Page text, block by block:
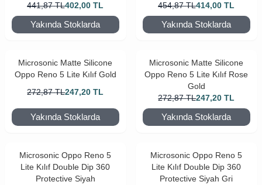
441,87 TL402,00 TL
Yakında Stoklarda
454,87 TL414,00 TL
Yakında Stoklarda
Microsonic Matte Silicone
Oppo Reno 5 Lite Kılıf Gold
272,87 TL247,20 TL
Yakında Stoklarda
Microsonic Matte Silicone
Oppo Reno 5 Lite Kılıf Rose
Gold
272,87 TL247,20 TL
Yakında Stoklarda
Microsonic Oppo Reno 5
Lite Kılıf Double Dip 360
Protective Siyah
Microsonic Oppo Reno 5
Lite Kılıf Double Dip 360
Protective Siyah Gri